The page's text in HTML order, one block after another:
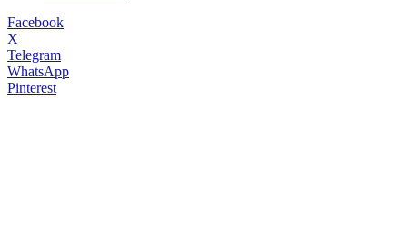
Facebook
X
Telegram
WhatsApp
Pinterest